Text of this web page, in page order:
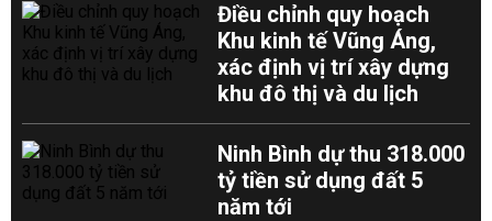
Điều chỉnh quy hoạch
Khu kinh tế Vũng Áng,
xác định vị trí xây dựng
khu đô thị và du lịch
Ninh Bình dự thu 318.000
tỷ tiền sử dụng đất 5
năm tới